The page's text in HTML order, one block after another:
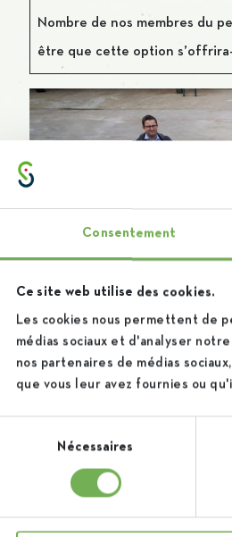
Consentement
Ce site web utilise des cookies.
Les cookies nous permettent de
médias sociaux et d'analyser
nos partenaires de médias
que vous leur avez fournies ou
consentement
Nécessaires
Nombre de nos membres du
être que cette option